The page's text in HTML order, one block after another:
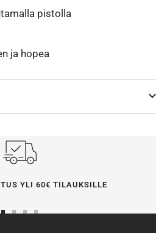
pistolla
ja hopea
YLI 60€ TILAUKSILLE